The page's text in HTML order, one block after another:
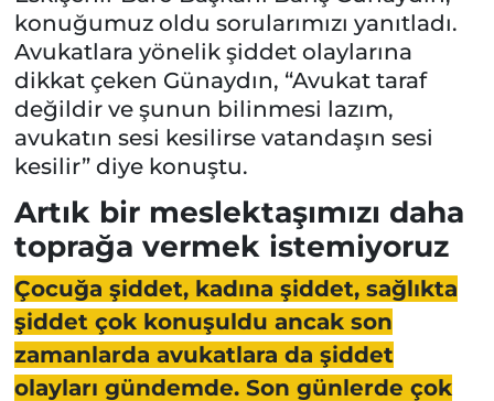
konuğumuz oldu sorularımızı yanıtladı.
Avukatlara yönelik şiddet olaylarına
dikkat çeken Günaydın, “Avukat taraf
değildir ve şunun bilinmesi lazım,
avukatın sesi kesilirse vatandaşın sesi
kesilir” diye konuştu.
Artık bir meslektaşımızı daha
toprağa vermek istemiyoruz
Çocuğa şiddet, kadına şiddet, sağlıkta
şiddet çok konuşuldu ancak son
zamanlarda avukatlara da şiddet
olayları gündemde. Son günlerde çok